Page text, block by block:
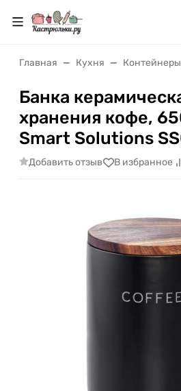
Главная Кухня
Банка
хранения кофе,
Smart Solutions
Добавить отзыв В избранное